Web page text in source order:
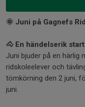
🌞 Juni på Gagnefs
🐴 En händelserik
Juni bjuder på en härlig
ridskoleelever och
tömkörning den 2 juni,
juni.